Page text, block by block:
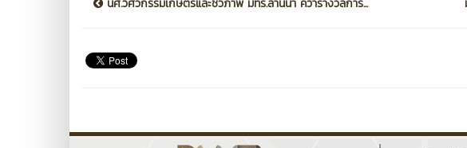
นศ.วิศวกรรมเกษตรและชีวภาพ มทร.ล้านนา คว้ารางวัลการ...